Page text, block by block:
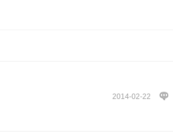
2014-02-22